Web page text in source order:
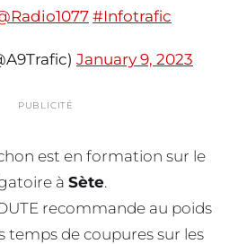
#Infotrafic
January 9, 2023
PUBLICITÉ
est en formation sur le
à Sète.
recommande au poids
temps de coupures sur les